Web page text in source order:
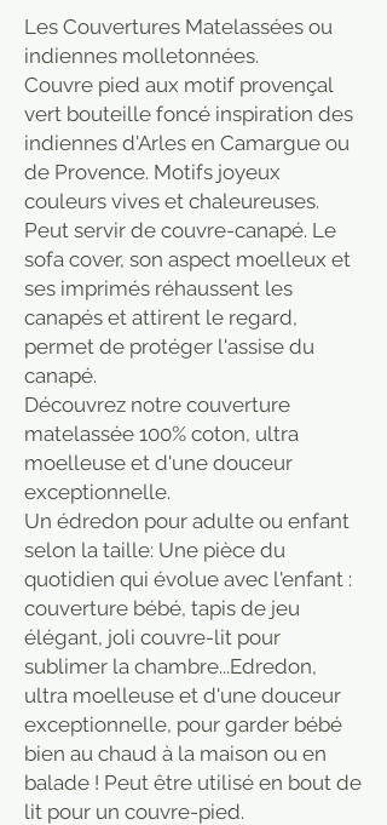
Les Couvertures Matelassées ou
indiennes molletonnées.
Couvre pied aux motif provençal
vert bouteille foncé inspiration des
indiennes d'Arles en Camargue ou
de Provence. Motifs joyeux
couleurs vives et chaleureuses.
Peut servir de couvre-canapé. Le
sofa cover, son aspect moelleux et
ses imprimés réhaussent les
canapés et attirent le regard,
permet de protéger l'assise du
canapé.
Découvrez notre couverture
matelassée 100% coton, ultra
moelleuse et d'une douceur
exceptionnelle.
Un édredon pour adulte ou enfant
selon la taille: Une pièce du
quotidien qui évolue avec l'enfant :
couverture bébé, tapis de jeu
élégant, joli couvre-lit pour
sublimer la chambre...⁠Edredon,
ultra moelleuse et d'une douceur
exceptionnelle, pour garder bébé
bien au chaud à la maison ou en
balade ! Peut être utilisé en bout de
lit pour un couvre-pied.